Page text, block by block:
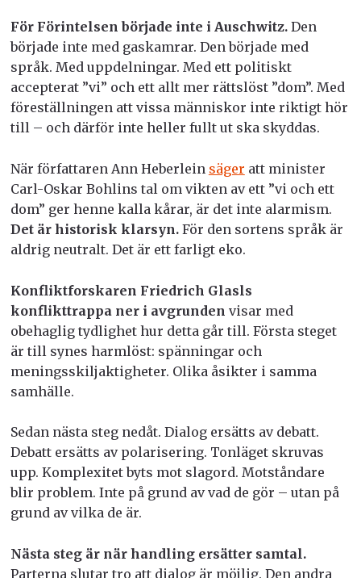
För Förintelsen började inte i Auschwitz.Den
började inte med gaskamrar. Den började med
språk. Med uppdelningar. Med ett politiskt
accepterat ”vi” och ett allt mer rättslöst ”dom”. Med
föreställningen att vissa människor inte riktigt hör
till – och därför inte heller fullt ut ska skyddas.
När författaren Ann Heberlein säger att minister
Carl-Oskar Bohlins tal om vikten av ett ”vi och ett
dom” ger henne kalla kårar, är det inte alarmism.
Det är historisk klarsyn.För den sortens språk är
aldrig neutralt. Det är ett farligt eko.
Konfliktforskaren Friedrich Glasls
konflikttrappa ner i avgrunden visar med
obehaglig tydlighet hur detta går till. Första steget
är till synes harmlöst: spänningar och
meningsskiljaktigheter. Olika åsikter i samma
samhälle.
Sedan nästa steg nedåt. Dialog ersätts av debatt.
Debatt ersätts av polarisering. Tonläget skruvas
upp. Komplexitet byts mot slagord. Motståndare
blir problem. Inte på grund av vad de gör – utan på
grund av vilka de är.
Nästa steg är när handling ersätter samtal.
Parterna slutar tro att dialog är möjlig. Den andra